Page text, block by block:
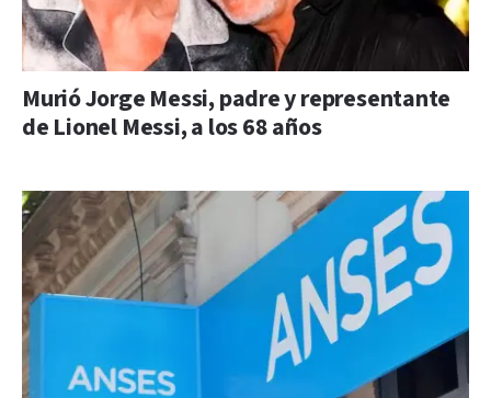
Murió Jorge Messi, padre y representante
de Lionel Messi, a los 68 años